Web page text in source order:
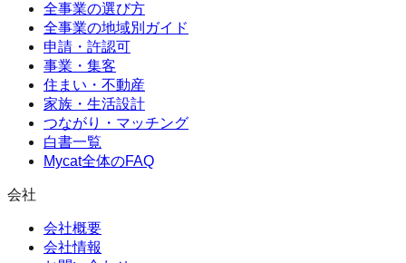
全事業の選び方
全事業の地域別ガイド
申請・許認可
事業・集客
住まい・不動産
家族・生活設計
つながり・マッチング
白書一覧
Mycat全体のFAQ
会社
会社概要
会社情報